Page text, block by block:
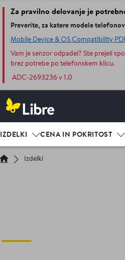
Za pravilno delovanje je
Preverite, za katere modele
Mobile Device & OS Compatibility
Vam je senzor odpadel? Ste prejeli
brez potrebe po telefonskem klicu.
ADC-2693236 v 1.0
IZDELKI CENA IN POKRITOST
Izdelki